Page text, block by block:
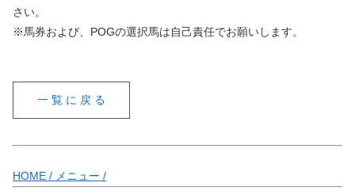
さい。
※馬券および、POGの選択馬は自己責任でお願いします。
一 覧 に 戻 る
HOME / メニュー /